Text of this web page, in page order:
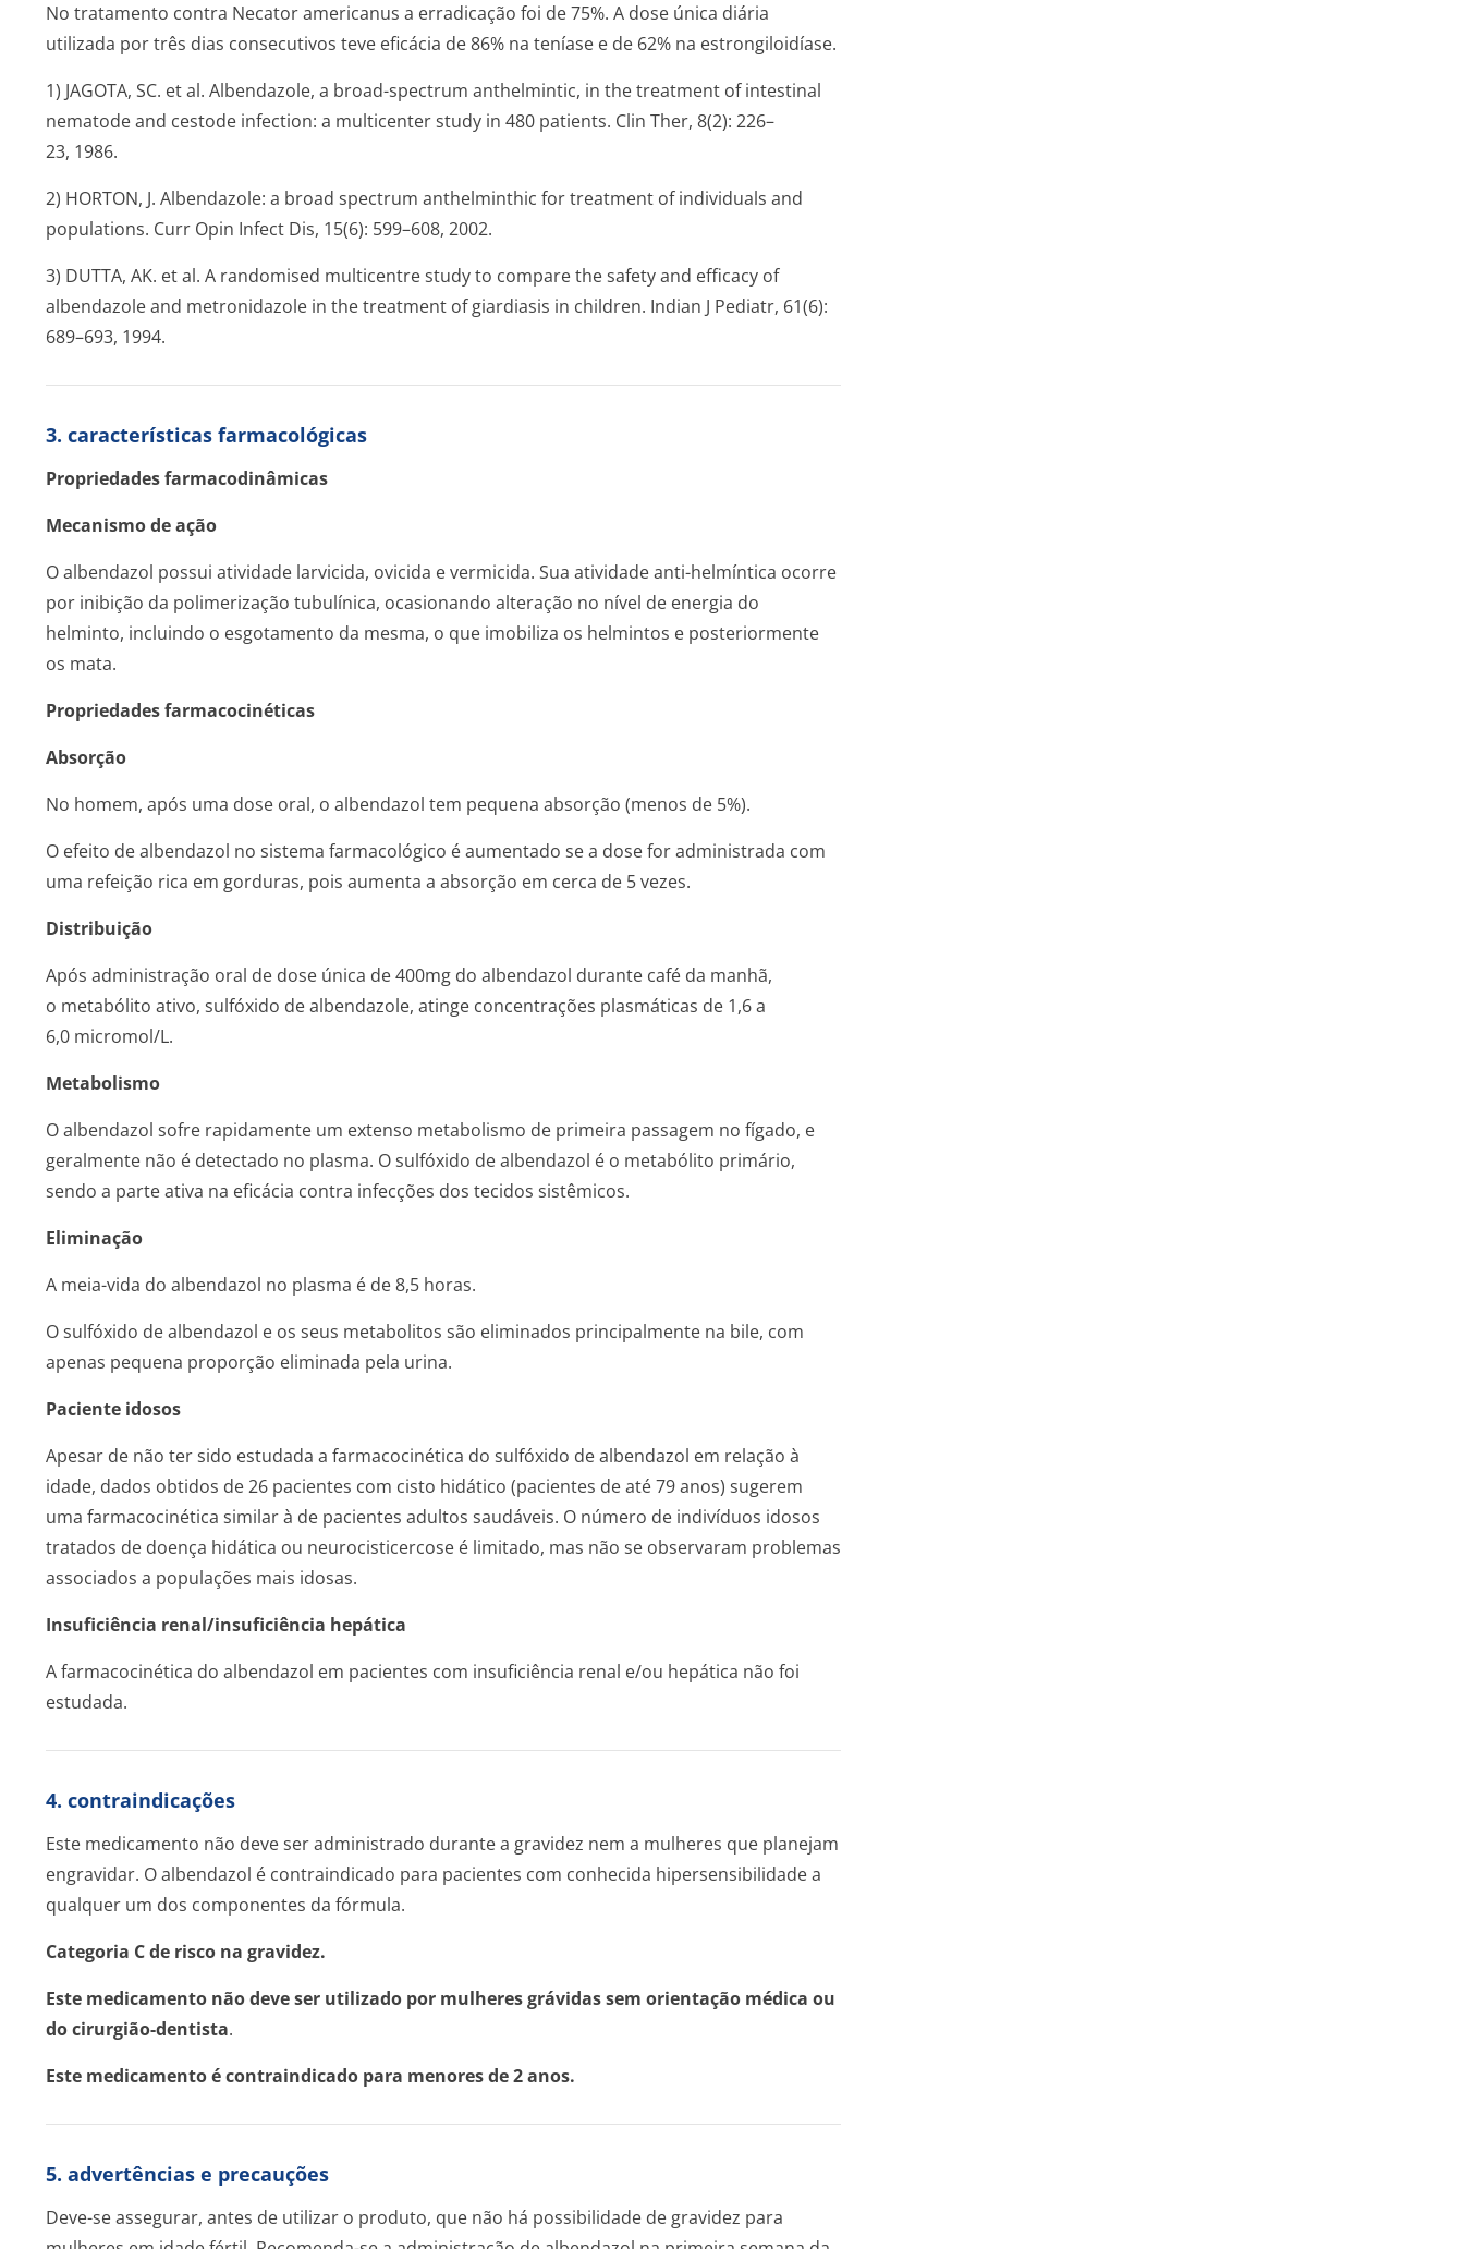
No tratamento contra Necator americanus a erradicação foi de 75%. A dose única diária
utilizada por três dias consecutivos teve eficácia de 86% na teníase e de 62% na estrongiloidíase.
1) JAGOTA, SC. et al. Albendazole, a broad-spectrum anthelmintic, in the treatment of intestinal
nematode and cestode infection: a multicenter study in 480 patients. Clin Ther, 8(2): 226–
23, 1986.
2) HORTON, J. Albendazole: a broad spectrum anthelminthic for treatment of individuals and
populations. Curr Opin Infect Dis, 15(6): 599–608, 2002.
3) DUTTA, AK. et al. A randomised multicentre study to compare the safety and efficacy of
albendazole and metronidazole in the treatment of giardiasis in children. Indian J Pediatr, 61(6):
689–693, 1994.
3. características farmacológicas
Propriedades farmacodinâmicas
Mecanismo de ação
O albendazol possui atividade larvicida, ovicida e vermicida. Sua atividade anti-helmíntica ocorre
por inibição da polimerização tubulínica, ocasionando alteração no nível de energia do
helminto, incluindo o esgotamento da mesma, o que imobiliza os helmintos e posteriormente
os mata.
Propriedades farmacocinéticas
Absorção
No homem, após uma dose oral, o albendazol tem pequena absorção (menos de 5%).
O efeito de albendazol no sistema farmacológico é aumentado se a dose for administrada com
uma refeição rica em gorduras, pois aumenta a absorção em cerca de 5 vezes.
Distribuição
Após administração oral de dose única de 400mg do albendazol durante café da manhã,
o metabólito ativo, sulfóxido de albendazole, atinge concentrações plasmáticas de 1,6 a
6,0 micromol/L.
Metabolismo
O albendazol sofre rapidamente um extenso metabolismo de primeira passagem no fígado, e
geralmente não é detectado no plasma. O sulfóxido de albendazol é o metabólito primário,
sendo a parte ativa na eficácia contra infecções dos tecidos sistêmicos.
Eliminação
A meia-vida do albendazol no plasma é de 8,5 horas.
O sulfóxido de albendazol e os seus metabolitos são eliminados principalmente na bile, com
apenas pequena proporção eliminada pela urina.
Paciente idosos
Apesar de não ter sido estudada a farmacocinética do sulfóxido de albendazol em relação à
idade, dados obtidos de 26 pacientes com cisto hidático (pacientes de até 79 anos) sugerem
uma farmacocinética similar à de pacientes adultos saudáveis. O número de indivíduos idosos
tratados de doença hidática ou neurocisticercose é limitado, mas não se observaram problemas
associados a populações mais idosas.
Insuficiência renal/insuficiência hepática
A farmacocinética do albendazol em pacientes com insuficiência renal e/ou hepática não foi
estudada.
4. contraindicações
Este medicamento não deve ser administrado durante a gravidez nem a mulheres que planejam
engravidar. O albendazol é contraindicado para pacientes com conhecida hipersensibilidade a
qualquer um dos componentes da fórmula.
Categoria C de risco na gravidez.
Este medicamento não deve ser utilizado por mulheres grávidas sem orientação médica ou
do cirurgião-dentista.
Este medicamento é contraindicado para menores de 2 anos.
5. advertências e precauções
Deve-se assegurar, antes de utilizar o produto, que não há possibilidade de gravidez para